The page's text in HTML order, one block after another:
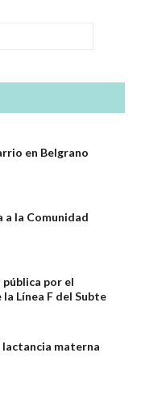
en Belgrano
la Comunidad
pública por el
Línea F del Subte
lactancia materna